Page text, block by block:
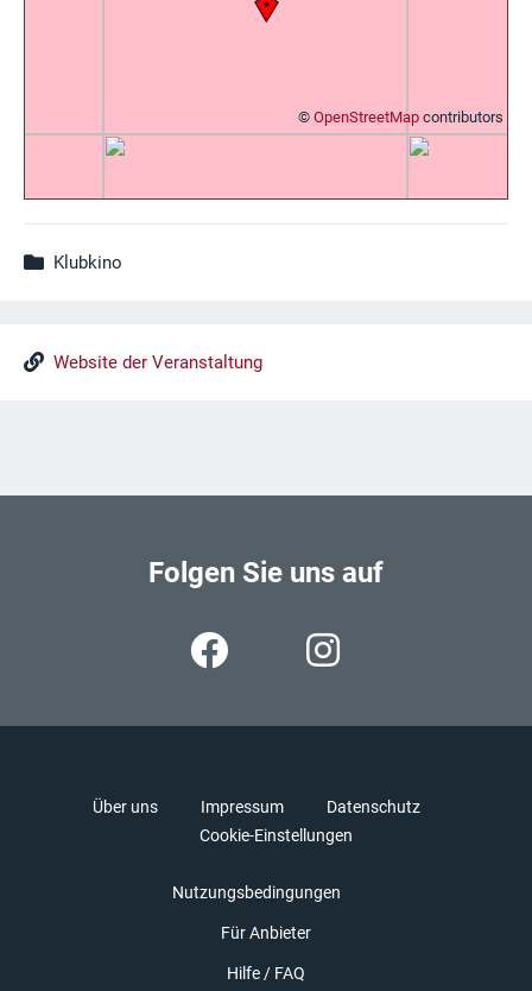
© OpenStreetMap contributors
Klubkino
Website der Veranstaltung
Folgen Sie uns auf
Über uns Impressum
Datenschutz
Cookie-Einstellungen
Nutzungsbedingungen
Für Anbieter
Hilfe / FAQ